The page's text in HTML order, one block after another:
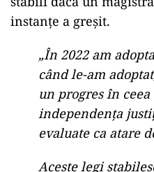
instanțe a greșit.
„În 2022 am
când le-am
un progres în
independența
evaluate ca atare
Aceste legi